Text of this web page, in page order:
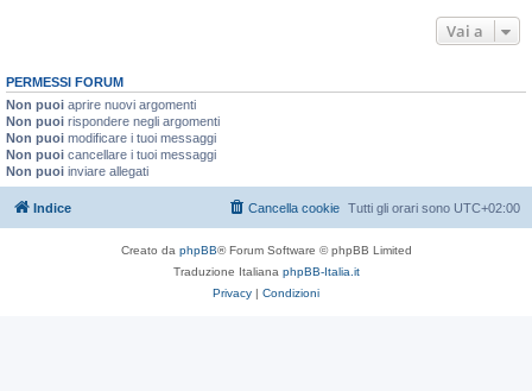
Vai a
PERMESSI FORUM
Non puoi aprire nuovi argomenti
Non puoi rispondere negli argomenti
Non puoi modificare i tuoi messaggi
Non puoi cancellare i tuoi messaggi
Non puoi inviare allegati
Indice Tutti gli orari sono UTC+02:00
Cancella cookie
Creato da phpBB® Forum Software © phpBB Limited
Traduzione Italiana phpBB-Italia.it
Privacy | Condizioni